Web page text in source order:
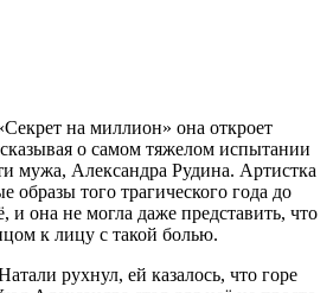
на миллион» она откроет
о самом тяжелом испытании
мужа, Александра Рудина. Артистка
образы того трагического года до
и она не могла даже представить, что
к лицу с такой болью.
рухнул, ей казалось, что горе